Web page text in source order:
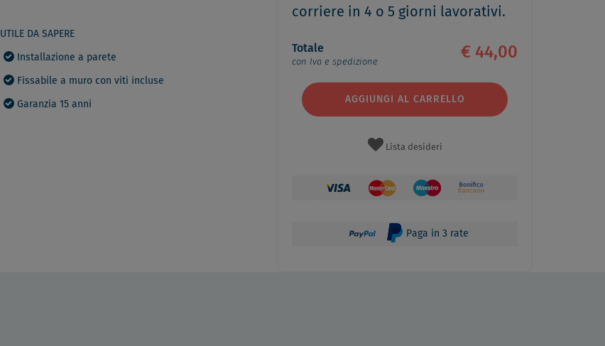
UTILE DA SAPERE
Installazione a parete
Fissabile a muro con viti incluse
Garanzia 15 anni
corriere in 4 o 5 giorni lavorativi.
Totale
con Iva e spedizione
€ 44,00
AGGIUNGI AL CARRELLO
Lista desideri
Paga in 3 rate